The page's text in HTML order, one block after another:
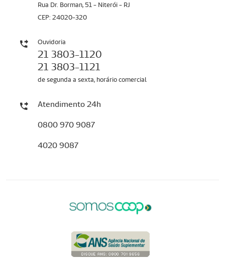
Rua Dr. Borman, 51 - Niterói - RJ
CEP: 24020-320
Ouvidoria
21 3803-1120
21 3803-1121
de segunda a sexta, horário comercial
Atendimento 24h
0800 970 9087
4020 9087